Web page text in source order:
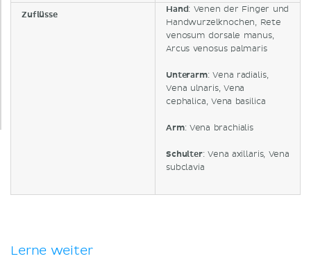
Zuflüsse
Hand: Venen der Finger und
Handwurzelknochen, Rete
venosum dorsale manus,
Arcus venosus palmaris
Unterarm: Vena radialis,
Vena ulnaris, Vena
cephalica, Vena basilica
Arm: Vena brachialis
Schulter: Vena axillaris, Vena
subclavia
Lerne weiter